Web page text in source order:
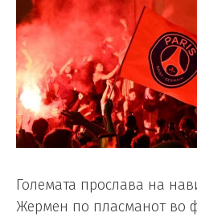
Големата прослава на
Жермен по пласманот во